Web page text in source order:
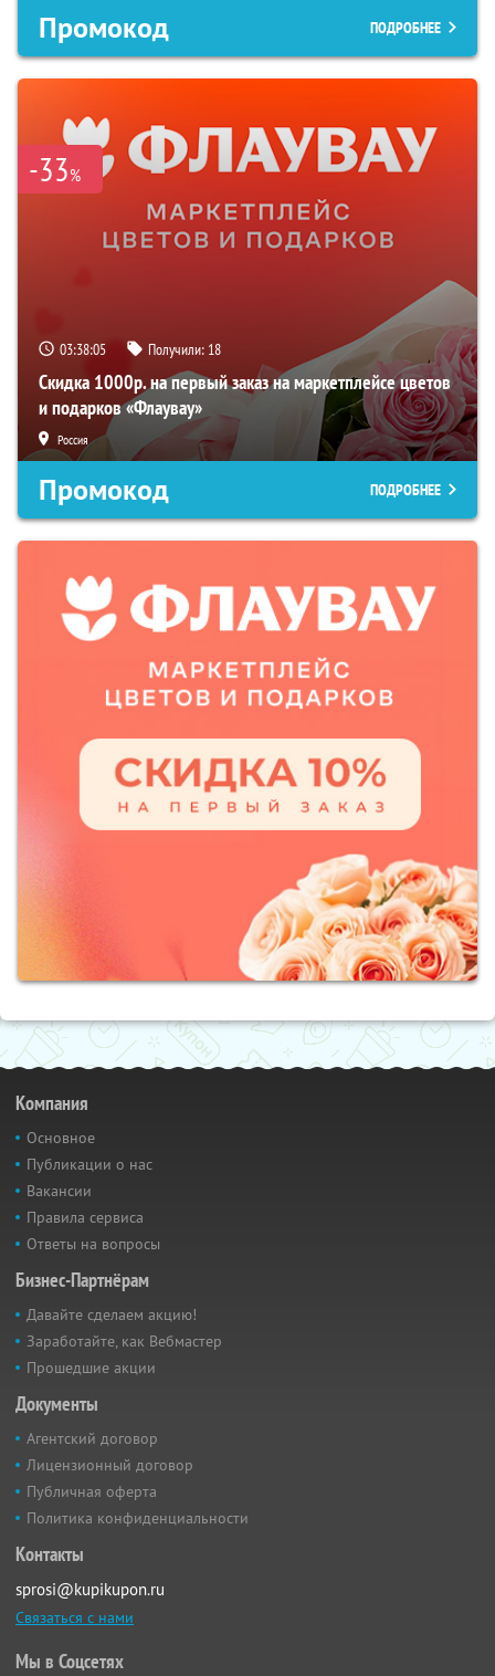
Промокод ПОДРОБНЕЕ
-33%
03:38:04 Получили: 18
Скидка 1000р. на первый заказ на маркетплейсе цветов
и подарков «Флаувау»
Россия
Промокод ПОДРОБНЕЕ
Компания
Основное
Публикации о нас
Вакансии
Правила сервиса
Ответы на вопросы
Бизнес-Партнёрам
Давайте сделаем акцию!
Заработайте, как Вебмастер
Прошедшие акции
Документы
Агентский договор
Лицензионный договор
Публичная оферта
Политика конфиденциальности
Контакты
sprosi@kupikupon.ru
Связаться с нами
Мы в Соцсетях